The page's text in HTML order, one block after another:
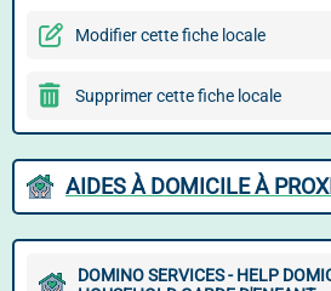
Modifier cette fiche locale
Supprimer cette fiche locale
AIDES À DOMICILE À
DOMINO SERVICES - HELP